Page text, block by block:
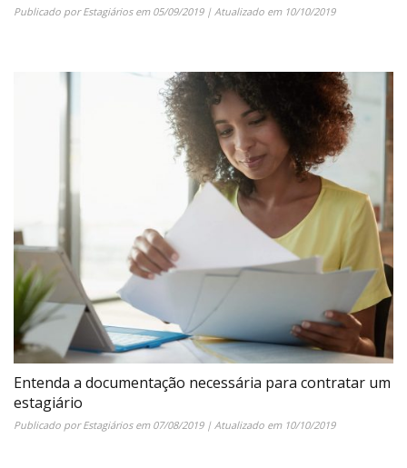
Publicado porEstagiáriosem 05/09/2019| Atualizado em 10/10/2019
Entenda a documentação necessária para contratar um
estagiário
Publicado porEstagiáriosem 07/08/2019| Atualizado em 10/10/2019